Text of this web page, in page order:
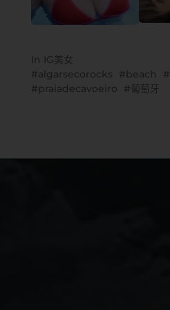
In IG美女
algarsecorocks
beach
praiadecavoeiro
葡萄牙